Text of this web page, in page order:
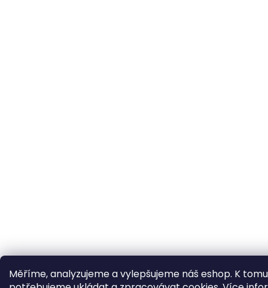
Měříme, analyzujeme a vylepšujeme náš eshop. K tomu